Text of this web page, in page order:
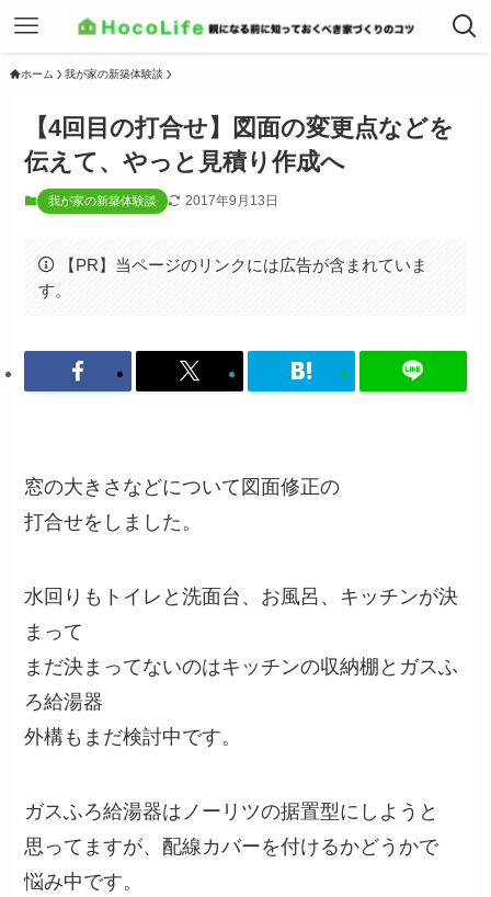
ホーム 我が家の新築体験談
【4回目の打合せ】図面の変更点などを
伝えて、やっと見積り作成へ
我が家の新築体験談 2017年9月13日
【PR】当ページのリンクには広告が含まれていま
す。
窓の大きさなどについて図面修正の
打合せをしました。
水回りもトイレと洗面台、お風呂、キッチンが決
まって
まだ決まってないのはキッチンの収納棚とガスふ
ろ給湯器
外構もまだ検討中です。
ガスふろ給湯器はノーリツの据置型にしようと
思ってますが、配線カバーを付けるかどうかで
悩み中です。